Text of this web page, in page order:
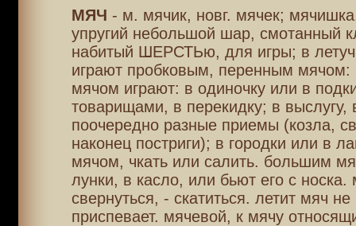
МЯЧ - м. мячик, новг. мячек;
упругий небольшой шар, смотанный
набитый ШЕРСТЬю, для игры; в
играют пробковым, перенным мячом:
мячом играют: в одиночку или в
товарищами, в перекидку; в
поочередно разные приемы (козла,
наконец постриги); в городки или в
мячом, чкать или салить. большим
лунки, в касло, или бьют его с носка.
свернуться, - скатиться. летит мяч не
приспевает. мячевой, к мячу